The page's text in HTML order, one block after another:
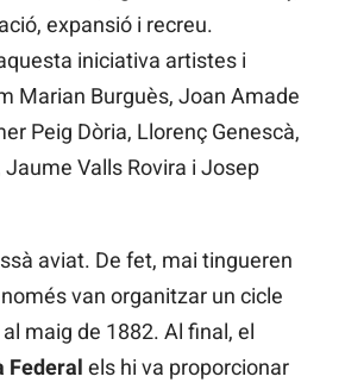
expansió i recreu.
iniciativa artistes i
Marian Burguès, Joan Amade
Peig Dòria, Llorenç Genescà,
Valls Rovira i Josep
aviat. De fet, mai tingueren
van organitzar un cicle
maig de 1882. Al final, el
Federal els hi va proporcionar